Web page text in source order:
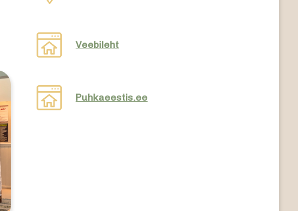
Veebileht
Puhkaeestis.ee